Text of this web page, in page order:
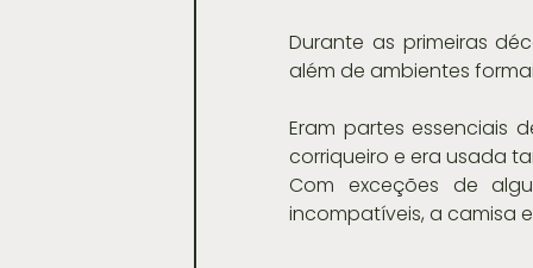
Durante as primeiras
além de ambientes
Eram partes essenciais
corriqueiro e era usada
Com exceções de
incompatíveis, a camisa